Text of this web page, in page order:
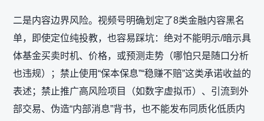
二是内容边界风险。视频号明确划定了8类金融内容黑名
单，即使定位纯投教，也容易踩坑：绝对不能‌明示/暗示具
体基金买卖时机、价格，或预测走势‌（哪怕只是随口分析
也违规）；禁止使用“保本保息”“稳赚不赔”这类承诺收益的
表述；禁止推广高风险项目（如数字虚拟币）、引流到外
部交易、伪造“内部消息”背书，也不能发布同质化低质内